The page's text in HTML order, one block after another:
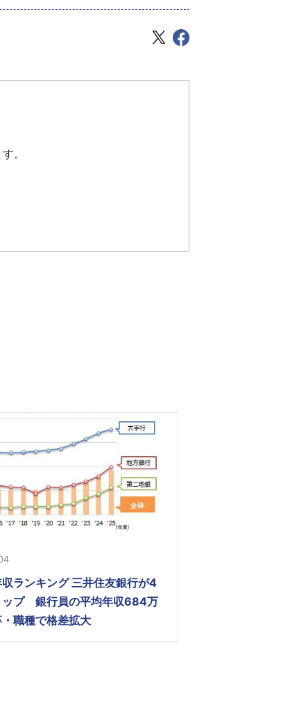
。
ランキング 三井住友銀行が4
ップ 銀行員の平均年収684万
・職種で格差拡大